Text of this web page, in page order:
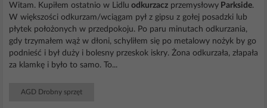
Witam. Kupiłem ostatnio w Lidlu odkurzacz przemysłowy Parkside.
W większości odkurzam/wciągam pył z gipsu z gołej posadzki lub
płytek położonych w przedpokoju. Po paru minutach odkurzania,
gdy trzymałem wąż w dłoni, schyliłem się po metalowy nożyk by go
podnieść i był duży i bolesny przeskok iskry. Żona odkurzała, złapała
za klamkę i było to samo. To...
AGD Drobny sprzęt